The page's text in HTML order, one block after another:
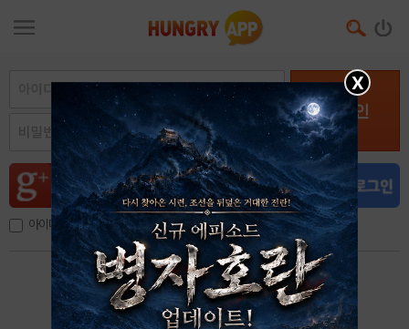
로그인
아이디, 이메일 저장
아이디 / 비밀번호 찾기 회원가입
X